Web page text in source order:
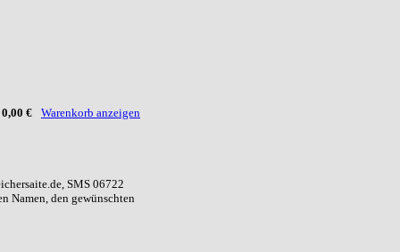
0,00 € Warenkorb anzeigen
SMS 06722
Namen, den gewünschten